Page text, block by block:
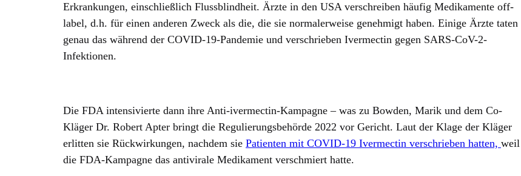
Erkrankungen, einschließlich Flussblindheit. Ärzte in den USA verschreiben häufig Medikamente off-
label, d.h. für einen anderen Zweck als die, die sie normalerweise genehmigt haben. Einige Ärzte taten
genau das während der COVID-19-Pandemie und verschrieben Ivermectin gegen SARS-CoV-2-
Infektionen.
Die FDA intensivierte dann ihre Anti-ivermectin-Kampagne – was zu Bowden, Marik und dem Co-
Kläger Dr. Robert Apter bringt die Regulierungsbehörde 2022 vor Gericht. Laut der Klage der Kläger
erlitten sie Rückwirkungen, nachdem sie Patienten mit COVID-19 Ivermectin verschrieben hatten, weil
die FDA-Kampagne das antivirale Medikament verschmiert hatte.